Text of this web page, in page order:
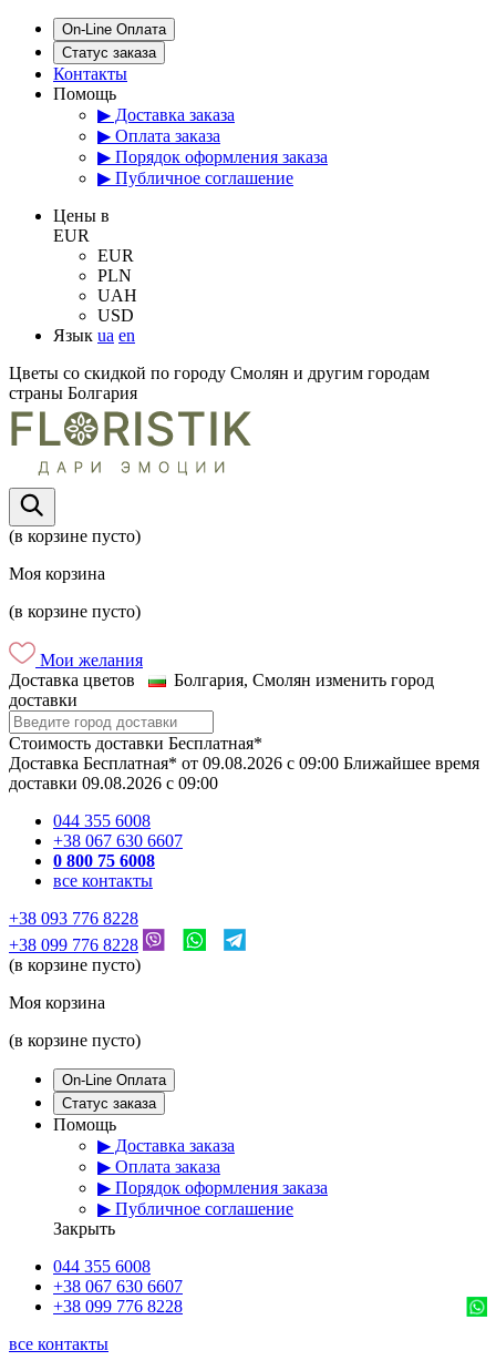
On-Line Оплата
Статус заказа
Контакты
Помощь
▶ Доставка заказа
▶ Оплата заказа
▶ Порядок оформления заказа
▶ Публичное соглашение
Цены в
EUR
EUR
PLN
UAH
USD
Язык ua en
Цветы со скидкой по городу Смолян и другим городам
страны Болгария
(в корзине пусто)
Моя корзина
(в корзине пусто)
Мои желания
Доставка цветов
Болгария, Смолян изменить город
доставки
Стоимость доставки Бесплатная*
Доставка Бесплатная* от 09.08.2026 c 09:00 Ближайшее время
доставки 09.08.2026 c 09:00
044 355 6008
+38 067 630 6607
0 800 75 6008
все контакты
+38 093 776 8228
+38 099 776 8228
(в корзине пусто)
Моя корзина
(в корзине пусто)
On-Line Оплата
Статус заказа
Помощь
▶ Доставка заказа
▶ Оплата заказа
▶ Порядок оформления заказа
▶ Публичное соглашение
Закрыть
044 355 6008
+38 067 630 6607
+38 099 776 8228
все контакты